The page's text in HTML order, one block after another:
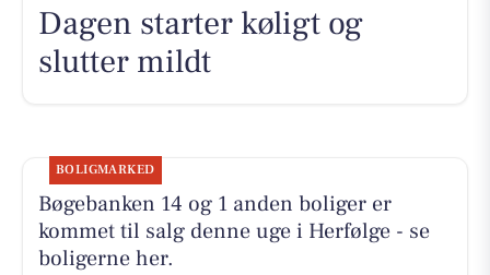
Dagen starter køligt og
slutter mildt
BOLIGMARKED
Bøgebanken 14 og 1 anden boliger er
kommet til salg denne uge i Herfølge - se
boligerne her.